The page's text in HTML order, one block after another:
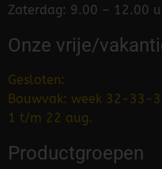
Zaterdag: 9.00 – 12.00
Onze vrije/
Gesloten:
Bouwvak: week 32-33-
1 t/m 22 aug.
Productgroepen